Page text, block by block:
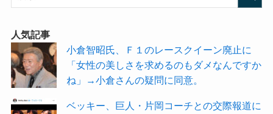
人気記事
小倉智昭氏、Ｆ１のレースクイーン廃止に
「女性の美しさを求めるのもダメなんですか
ね」→小倉さんの疑問に同意。
ベッキー、巨人・片岡コーチとの交際報道に